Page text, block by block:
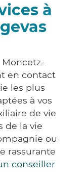
à
en contact
les plus
à vos
de vie
de la vie
ou
rassurante
conseiller